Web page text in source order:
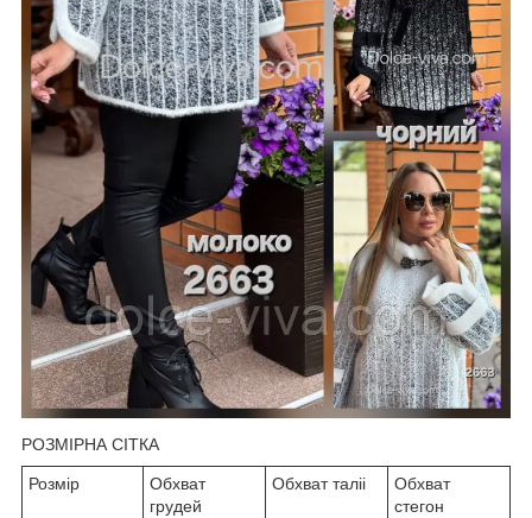
РОЗМІРНА СІТКА
Розмір
Обхват
грудей
Обхват таліі
Обхват
стегон